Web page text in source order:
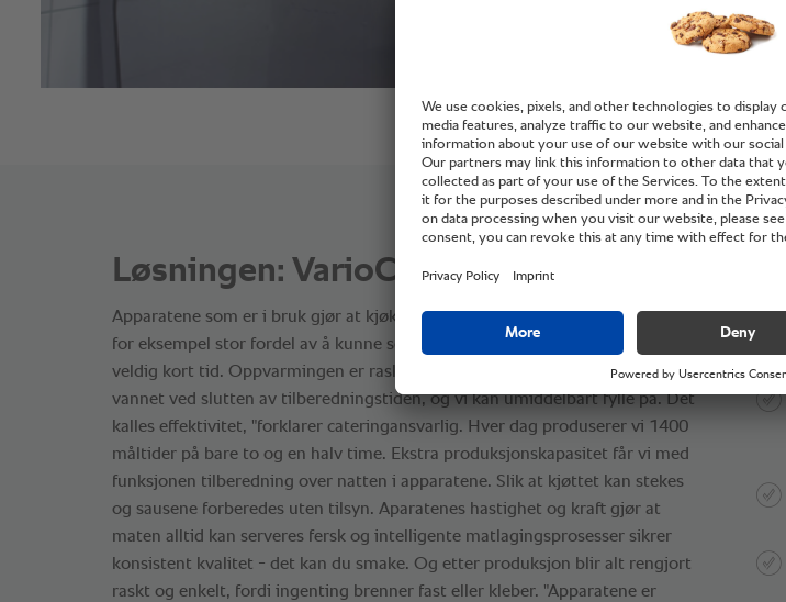
Løsningen: VarioCookingCenter
Apparatene som er i bruk gjør at kjøkkenet har en svært effektiv flyt. „Vi har
for eksempel stor fordel av å kunne servere pasta på talerkenen i løpet av
veldig kort tid. Oppvarmingen er rask, nudlene heves automatisk opp av
vannet ved slutten av tilberedningstiden, og vi kan umiddelbart fylle på. Det
kalles effektivitet, "forklarer cateringansvarlig. Hver dag produserer vi 1400
måltider på bare to og en halv time. Ekstra produksjonskapasitet får vi med
funksjonen tilberedning over natten i apparatene. Slik at kjøttet kan stekes
og sausene forberedes uten tilsyn. Aparatenes hastighet og kraft gjør at
maten alltid kan serveres fersk og intelligente matlagingsprosesser sikrer
konsistent kvalitet - det kan du smake. Og etter produksjon blir alt rengjort
raskt og enkelt, fordi ingenting brenner fast eller kleber. "Apparatene er